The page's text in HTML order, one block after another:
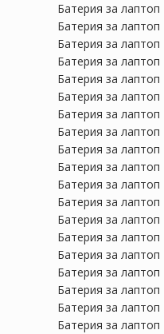
Батерия за лаптоп
Батерия за лаптоп
Батерия за лаптоп
Батерия за лаптоп
Батерия за
Батерия за лаптоп
Батерия за лаптоп
Батерия за лаптоп
Батерия за
Батерия за
Батерия за
Батерия за лаптоп
Батерия за лаптоп
Батерия за лаптоп
Батерия за лаптоп
Батерия за лаптоп
Батерия за лаптоп
Батерия за лаптоп
Батерия за лаптоп